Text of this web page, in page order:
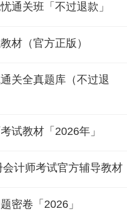
通关班「不过退款」
材（官方正版）
关全真题库（不过退
试教材「2026年」
会计师考试官方辅导教材
密卷「2026」